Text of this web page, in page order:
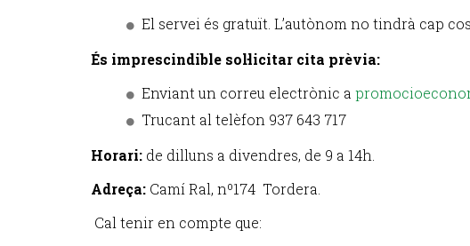
El servei és gratuït. L’autònom no tindrà cap
És imprescindible sol·licitar cita prèvia:
Enviant un correu electrònic a
Trucant al telèfon 937 643 717
Horari: de dilluns a divendres, de 9 a 14h.
Adreça: Camí Ral, nº174 Tordera.
Cal tenir en compte que: